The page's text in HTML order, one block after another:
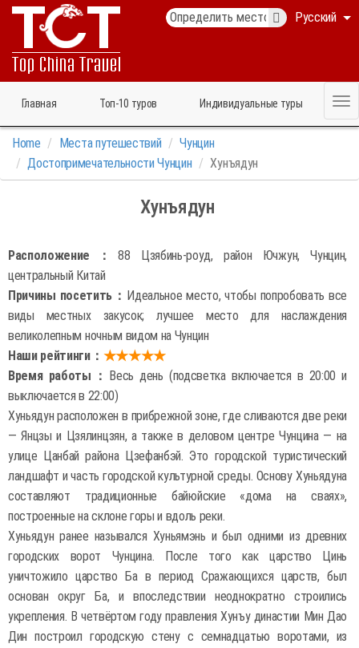
Русский
Главная Топ‑10 туров Индивидуальные туры
Home Места путешествий
Чунцин
Достопримечательности Чунцин
Хунъядун
Хунъядун
Расположение：88 Цзябинь-роуд, район Ючжун, Чунцин,
центральный Китай
Причины посетить： Идеальное место, чтобы попробовать все
виды местных закусок; лучшее место для наслаждения
великолепным ночным видом на Чунцин
Наши рейтинги： ★★★★★
Время работы： Весь день (подсветка включается в 20:00 и
выключается в 22:00)
Хуньядун расположен в прибрежной зоне, где сливаются две реки
— Янцзы и Цзялинцзян, а также в деловом центре Чунцина — на
улице Цанбай района Цзефанбэй. Это городской туристический
ландшафт и часть городской культурной среды. Основу Хуньядуна
составляют традиционные байюйские «дома на сваях»,
построенные на склоне горы и вдоль реки.
Хуньядун ранее назывался Хуньямэнь и был одними из древних
городских ворот Чунцина. После того как царство Цинь
уничтожило царство Ба в период Сражающихся царств, был
основан округ Ба, и впоследствии неоднократно строились
укрепления. В четвёртом году правления Хунъу династии Мин Дао
Дин построил городскую стену с семнадцатью воротами, из